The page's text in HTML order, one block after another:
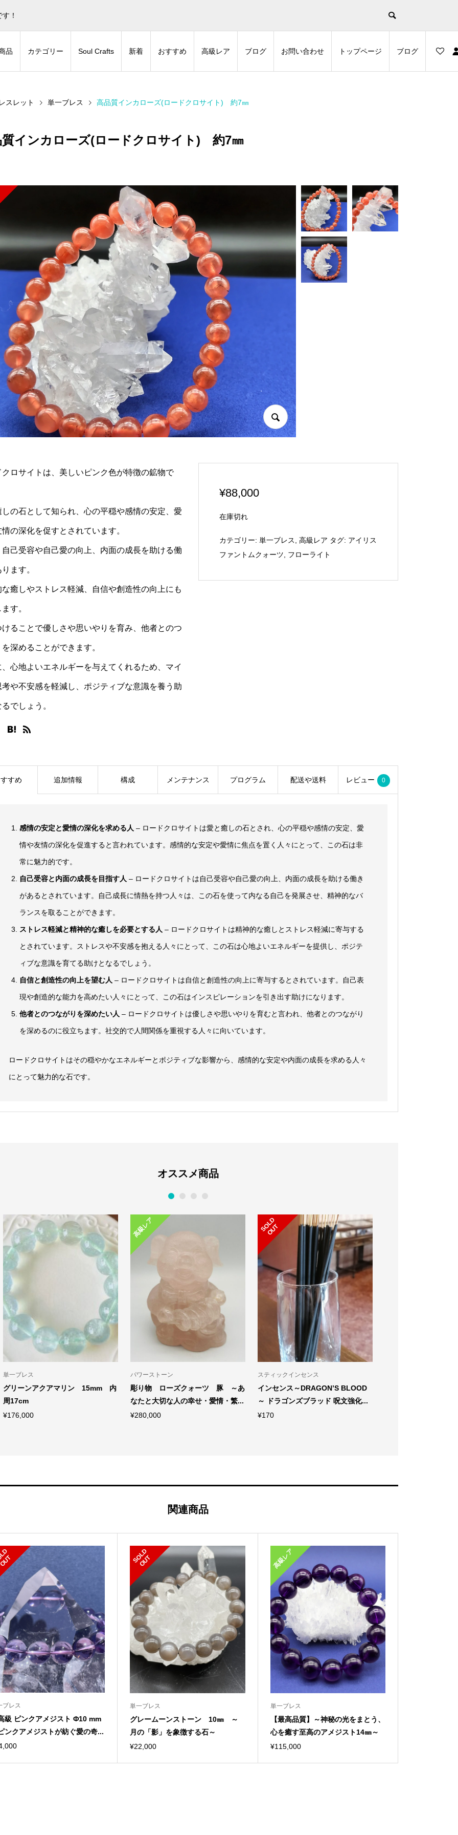
！
品 カテゴリー Soul Crafts 新着 おすすめ 高級レア ブログ お問い合わせ トップページ ブログ
スレット 単一ブレス 高品質インカローズ(ロードクロサイト) 約7㎜
質インカローズ(ロードクロサイト) 約7㎜
クロサイトは、美しいピンク色が特徴の鉱物で
しの石として知られ、心の平穏や感情の安定、愛
の深化を促すとされています。
自己受容や自己愛の向上、内面の成長を助ける働
ます。
な癒しやストレス軽減、自信や創造性の向上にも
す。
けることで優しさや思いやりを育み、他者とのつ
深めることができます。
、心地よいエネルギーを与えてくれるため、マイ
考や不安感を軽減し、ポジティブな意識を養う助
でしょう。
¥88,000
在庫切れ
カテゴリー:単一ブレス ,高級レア タグ: アイリス
ファントムクォーツ
フローライト
すめ 追加情報 構成 メンテナンス プログラム 配送や送料 レビュー 0
感情の安定と愛情の深化を求める人 – ロードクロサイトは愛と癒しの石とされ、心の平穏や感情の安定、愛
情や友情の深化を促進すると言われています。感情的な安定や愛情に焦点を置く人々にとって、この石は非
常に魅力的です。
自己受容と内面の成長を目指す人 – ロードクロサイトは自己受容や自己愛の向上、内面の成長を助ける働き
があるとされています。自己成長に情熱を持つ人々は、この石を使って内なる自己を発展させ、精神的なバ
ランスを取ることができます。
ストレス軽減と精神的な癒しを必要とする人 – ロードクロサイトは精神的な癒しとストレス軽減に寄与する
とされています。ストレスや不安感を抱える人々にとって、この石は心地よいエネルギーを提供し、ポジテ
ィブな意識を育てる助けとなるでしょう。
自信と創造性の向上を望む人 – ロードクロサイトは自信と創造性の向上に寄与するとされています。自己表
現や創造的な能力を高めたい人々にとって、この石はインスピレーションを引き出す助けになります。
他者とのつながりを深めたい人 – ロードクロサイトは優しさや思いやりを育むと言われ、他者とのつながり
を深めるのに役立ちます。社交的で人間関係を重視する人々に向いています。
ロードクロサイトはその穏やかなエネルギーとポジティブな影響から、感情的な安定や内面の成長を求める人々
にとって魅力的な石です。
オススメ商品
単一ブレス
グリーンアクアマリン 15mm 内
周17cm
¥176,000
高級レア
パワーストーン
彫り物 ローズクォーツ 豚 ～あ
なたと大切な人の幸せ・愛情・繁...
¥280,000
S
O
L
D
O
U
T
スティックインセンス
インセンス～DRAGON’S BLOOD
～ ドラゴンズブラッド 呪文強化...
¥170
1 2 3 4
関連商品
ブレス
級 ピンクアメジスト Φ10 mm
ンクアメジストが紡ぐ愛の奇...
S
O
L
D
O
U
T
単一ブレス
グレームーンストーン 10㎜ ～
月の「影」を象徴する石～
¥22,000
高級レア
単一ブレス
【最高品質】～神秘の光をまとう、
心を癒す至高のアメジスト14㎜～
¥115,000
ラン 悪魔祓いのイン
。
¥ 35,200
色庭園グッズとデジタルコンテンツの販売サイトです！